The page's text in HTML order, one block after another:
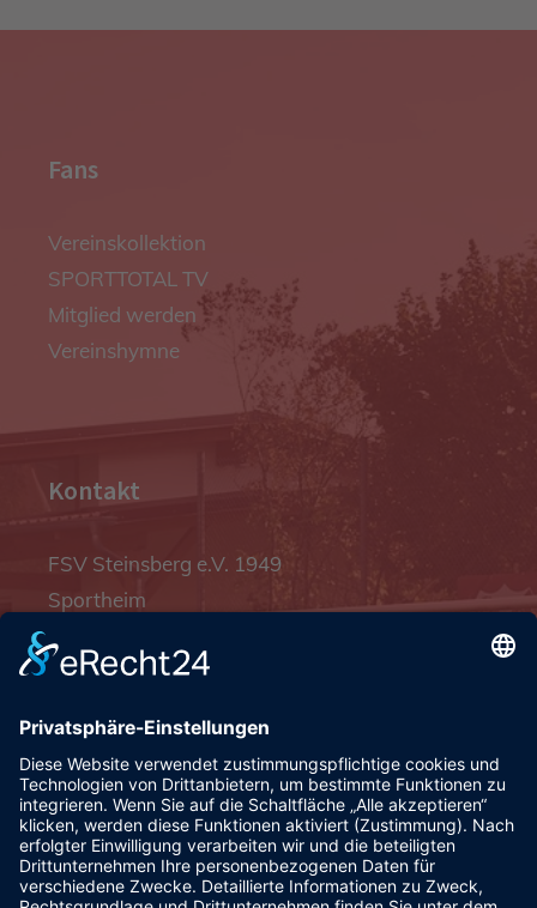
Fans
Vereinskollektion
SPORTTOTAL TV
Mitglied werden
Vereinshymne
Kontakt
FSV Steinsberg e.V. 1949
Sportheim
93128 Steinsberg
pr@fsv-steinsberg.de
Social